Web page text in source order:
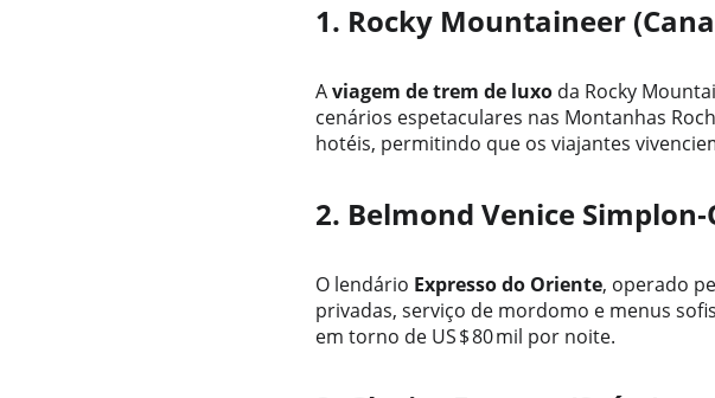
1. Rocky Mountaineer
A viagem de trem de luxo da Rocky
cenários espetaculares nas Montanhas
hotéis, permitindo que os viajantes
2. Belmond Venice
O lendário Expresso do Oriente, operado
privadas, serviço de mordomo e menus
em torno de US $ 80 mil por noite.